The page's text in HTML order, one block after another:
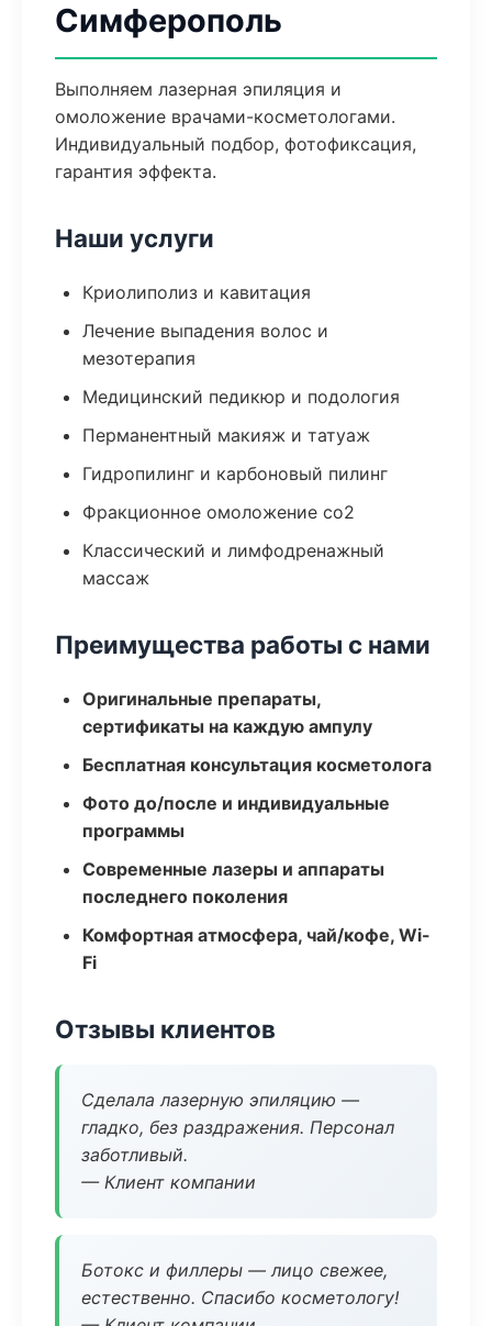
Симферополь
Выполняем лазерная эпиляция и
омоложение врачами-косметологами.
Индивидуальный подбор, фотофиксация,
гарантия эффекта.
Наши услуги
Криолиполиз и кавитация
Лечение выпадения волос и
мезотерапия
Медицинский педикюр и подология
Перманентный макияж и татуаж
Гидропилинг и карбоновый пилинг
Фракционное омоложение co2
Классический и лимфодренажный
массаж
Преимущества работы с нами
Оригинальные препараты,
сертификаты на каждую ампулу
Бесплатная консультация косметолога
Фото до/после и индивидуальные
программы
Современные лазеры и аппараты
последнего поколения
Комфортная атмосфера, чай/кофе, Wi-
Fi
Отзывы клиентов
Сделала лазерную эпиляцию —
гладко, без раздражения. Персонал
заботливый.
— Клиент компании
Ботокс и филлеры — лицо свежее,
естественно. Спасибо косметологу!